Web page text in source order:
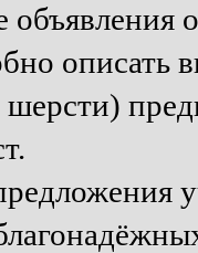
описать
шерсти)